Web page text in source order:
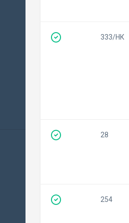
333/НК
28
254